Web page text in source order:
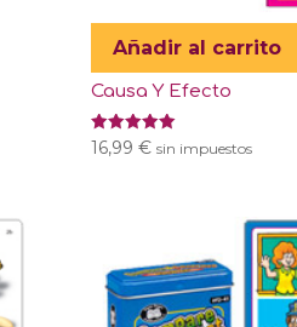
Añadir al carrito
Causa Y Efecto
Valorado
con
16,99€ sin impuestos